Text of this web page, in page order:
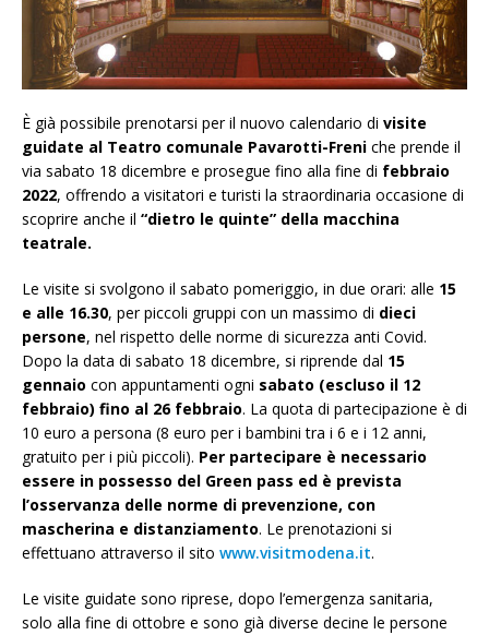
È già possibile prenotarsi per il nuovo calendario di visite
guidate al Teatro comunale Pavarotti-Freni che prende il
via sabato 18 dicembre e prosegue fino alla fine di febbraio
2022, offrendo a visitatori e turisti la straordinaria occasione di
scoprire anche il “dietro le quinte” della macchina
teatrale.
Le visite si svolgono il sabato pomeriggio, in due orari: alle 15
e alle 16.30, per piccoli gruppi con un massimo di dieci
persone, nel rispetto delle norme di sicurezza anti Covid.
Dopo la data di sabato 18 dicembre, si riprende dal 15
gennaio con appuntamenti ogni sabato (escluso il 12
febbraio) fino al 26 febbraio. La quota di partecipazione è di
10 euro a persona (8 euro per i bambini tra i 6 e i 12 anni,
gratuito per i più piccoli). Per partecipare è necessario
essere in possesso del Green pass ed è prevista
l’osservanza delle norme di prevenzione, con
mascherina e distanziamento. Le prenotazioni si
effettuano attraverso il sito www.visitmodena.it.
Le visite guidate sono riprese, dopo l’emergenza sanitaria,
solo alla fine di ottobre e sono già diverse decine le persone